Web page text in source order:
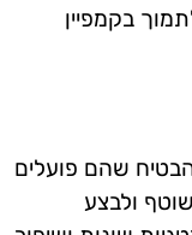
בקמפיין
שהם פועלים
ולבצע